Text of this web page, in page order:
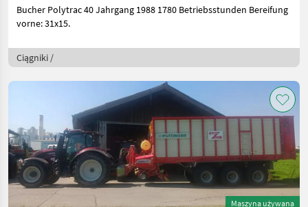
Bucher Polytrac 40 Jahrgang 1988 1780 Betriebsstunden Bereifung
vorne: 31x15.
Ciągniki /
Maszyna używana